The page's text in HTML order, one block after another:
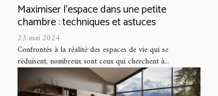
Maximiser l'espace dans une petite
chambre : techniques et astuces
23 mai 2024
Confrontés à la réalité des espaces de vie qui se
réduisent, nombreux sont ceux qui cherchent à...